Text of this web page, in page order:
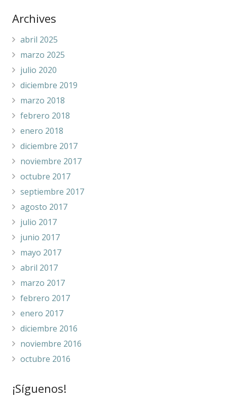
Archives
abril 2025
marzo 2025
julio 2020
diciembre 2019
marzo 2018
febrero 2018
enero 2018
diciembre 2017
noviembre 2017
octubre 2017
septiembre 2017
agosto 2017
julio 2017
junio 2017
mayo 2017
abril 2017
marzo 2017
febrero 2017
enero 2017
diciembre 2016
noviembre 2016
octubre 2016
¡Síguenos!